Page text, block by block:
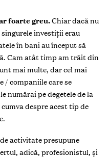
foarte greu.Chiar dacă nu
investiții erau
în bani au început să
Cam atât timp am trăit din
mai multe, dar cel mai
/ companiile care se
numărai pe degetele de la
despre acest tip de
activitate presupune
adică, profesionistul, și